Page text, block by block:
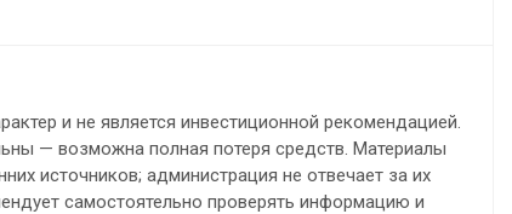
и не является инвестиционной рекомендацией.
— возможна полная потеря средств. Материалы
источников; администрация не отвечает за их
самостоятельно проверять информацию и